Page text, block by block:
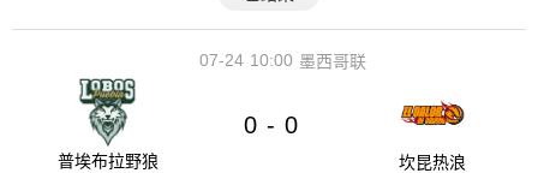
10:00
07-24 墨西哥联
普埃布拉野狼
0 - 0
坎昆热浪